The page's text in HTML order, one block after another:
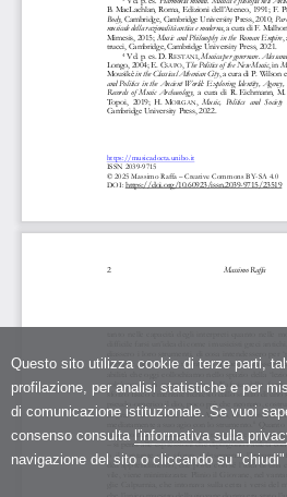
Questo sito utilizza cookie di terze parti,
profilazione, per analisi statistiche e per
di comunicazione istituzionale. Se vuoi
consenso consulta l'informativa sulla
navigazione del sito o cliccando su